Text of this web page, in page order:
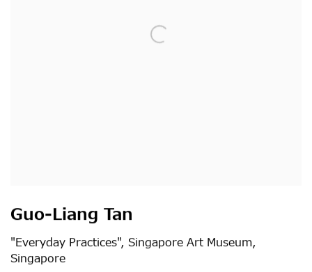
Guo-Liang Tan
"Everyday Practices", Singapore Art Museum,
Singapore